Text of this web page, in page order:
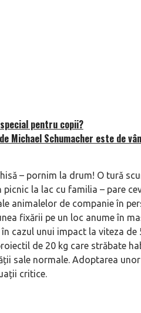
pentru copii?
Michael Schumacher este de
– pornim la drum! O tură
picnic la lac cu familia – pare
animalelor de companie în
fixării pe un loc anume în
cazul unui impact la viteza
de 20 kg care străbate
sale normale. Adoptarea
critice.